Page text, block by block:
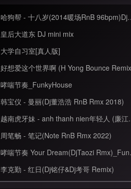
哈狗帮 - 十八
皇后大道东 DJ mini mix
大学自习室[真人版]
好想爱这个世界啊 (H Yong Bounce
哮喘节奏_FunkyHouse
韩宝仪 - 曼丽(Dj董浩浩 RnB Rmx 2018)
越南虎牙妹 -
周笔畅 - 笔记(Note RnB Rmx 2022)
哮喘
李克勤 - 红日(Dj铭仔&Dj考哥 Remix)